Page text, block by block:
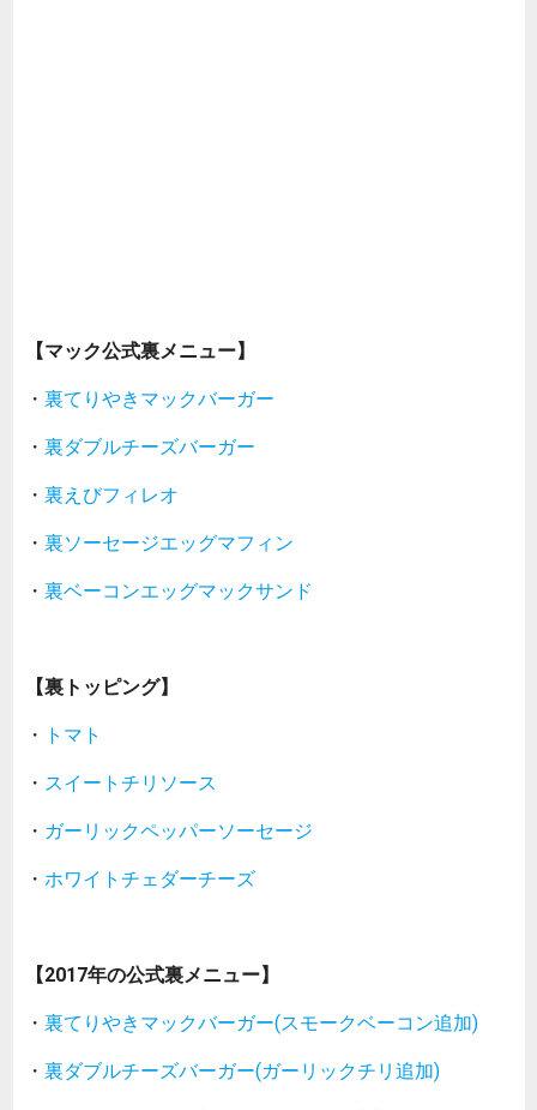
【マック公式裏メニュー】
・ 裏てりやきマックバーガー
・ 裏ダブルチーズバーガー
・ 裏えびフィレオ
・ 裏ソーセージエッグマフィン
・ 裏ベーコンエッグマックサンド
【裏トッピング】
・ トマト
・ スイートチリソース
・ ガーリックペッパーソーセージ
・ ホワイトチェダーチーズ
【2017年の公式裏メニュー】
・ 裏てりやきマックバーガー(スモークベーコン追加)
・ 裏ダブルチーズバーガー(ガーリックチリ追加)